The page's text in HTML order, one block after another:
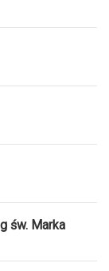
św. Marka